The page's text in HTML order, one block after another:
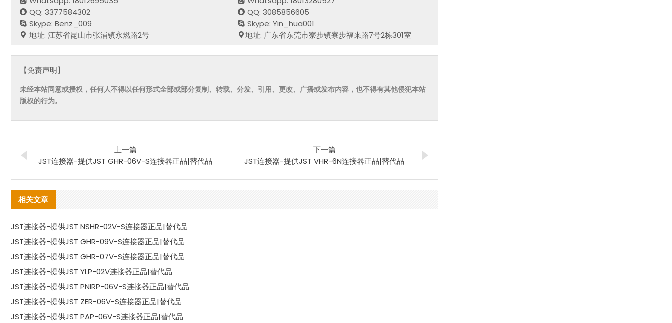
QQ: 3377584302
Skype: Benz_009
地址: 江苏省昆山市张浦镇永燃路2号
QQ: 3085856605
Skype: Yin_hua001
地址: 广东省东莞市寮步镇寮步福来路7号2栋301室
【免责声明】
未经本站同意或授权，任何人不得以任何形式全部或部分复制、转载、分发、引用、更改、广播或发布内容，也不得有其他侵犯本站
版权的行为。
上一篇
JST连接器-提供JST GHR-06V-S连接器正品|替代品
下一篇
JST连接器-提供JST VHR-6N连接器正品|替代品
相关文章
JST连接器-提供JST NSHR-02V-S连接器正品|替代品
JST连接器-提供JST GHR-09V-S连接器正品|替代品
JST连接器-提供JST GHR-07V-S连接器正品|替代品
JST连接器-提供JST YLP-02V连接器正品|替代品
JST连接器-提供JST PNIRP-06V-S连接器正品|替代品
JST连接器-提供JST ZER-06V-S连接器正品|替代品
JST连接器-提供JST PAP-06V-S连接器正品|替代品